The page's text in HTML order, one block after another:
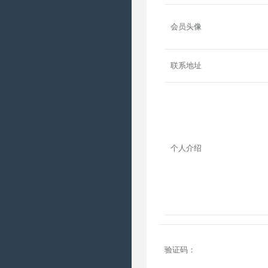
会员头像
联系地址
个人介绍
验证码：